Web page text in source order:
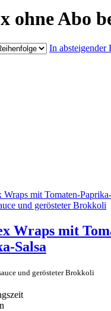
ohne Abo
In absteigender
Wraps mit
Salsa
und gerösteter Brokkoli